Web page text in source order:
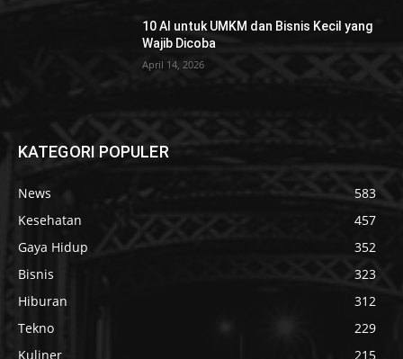
10 AI untuk UMKM dan Bisnis Kecil yang
Wajib Dicoba
April 14, 2026
KATEGORI POPULER
News
583
Kesehatan
457
Gaya Hidup
352
Bisnis
323
Hiburan
312
Tekno
229
Kuliner
215